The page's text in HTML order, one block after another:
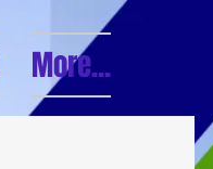
More...